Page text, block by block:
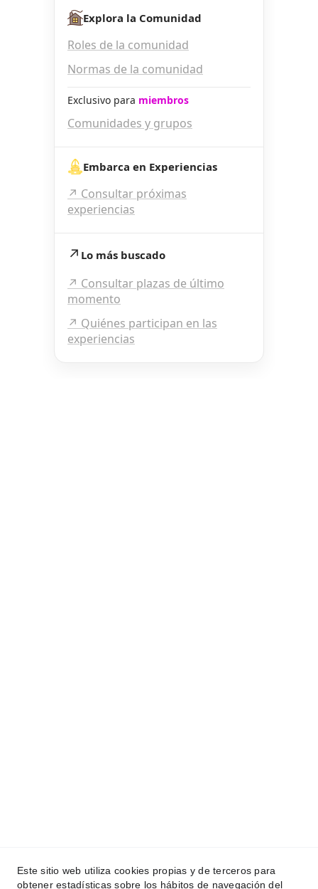
Este sitio web utiliza cookies propias y de terceros para
obtener estadísticas sobre los hábitos de navegación del